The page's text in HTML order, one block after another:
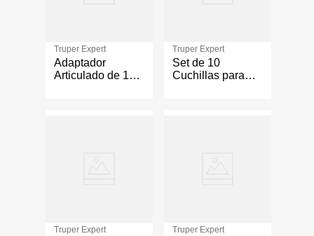
Truper Expert
Adaptador
Articulado de 120
Truper Expert
Set de 10
Cuchillas para
Truper Expert Truper Expert